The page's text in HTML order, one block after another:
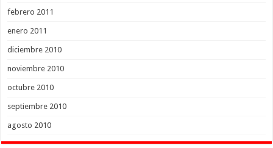
febrero 2011
enero 2011
diciembre 2010
noviembre 2010
octubre 2010
septiembre 2010
agosto 2010